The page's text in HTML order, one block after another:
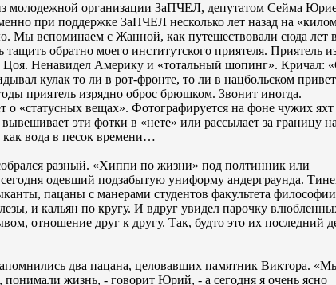
молодежной организации ЗаПЧЕЛ, депутатом Сейма
при поддержке ЗаПЧЕЛ несколько лет назад на
Мы вспоминаем с Жанной, как путешествовали сюда лет
обратно моего институтского приятеля. Приятель
Цоя. Ненавидел Америку и «тотальный шопинг». Кричал:
кулак то ли в рот-фронте, то ли в нацбольском
приятель изрядно оброс брюшком. Звонит иногда.
о «статусных вещах». Фотографируется на фоне чужих
эти фотки в «нете» или рассылает за границу
вода в песок времени…
разный. «Хиппи по жизни» под полтинник или
сегодня одевший подзабытую униформу андерграунда.
пацаны с манерами студентов факультета
и кальян по кругу. И вдруг увидел парочку
отношение друг к другу. Так, будто это их последний
два пацана, целовавших памятник Виктора.
жизнь, - говорит Юрий, - а сегодня я очень ясно